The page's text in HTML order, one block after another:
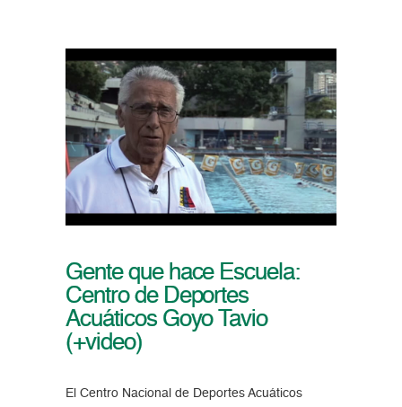
Gente que hace Escuela:
Centro de Deportes
Acuáticos Goyo Tavio
(+video)
El Centro Nacional de Deportes Acuáticos